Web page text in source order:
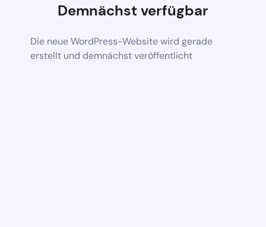
Demnächst verfügbar
Die neue WordPress-Website wird gerade
erstellt und demnächst veröffentlicht